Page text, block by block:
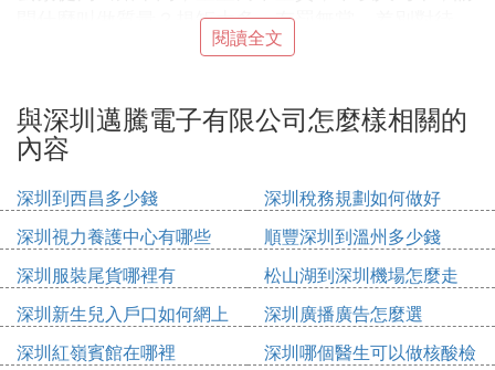
問什麼叫做質量？規矩太多，有罰無賞，差別對待，
對下嚴行對上卻形同虛設，管理層都不以身作則有擔
方恨不精！走法律漏洞，有訂單時讓你加班到死，而
無訂單時放假到你想死！周五讓你加到臨晨2點也不
給你周末加，排班不合理，計劃生產表永遠都是變化
表，不怕浪費紙嗎？員工怨聲載道，走的多過留的，
新人換舊人出錯率能不高嗎？員工矛盾糾紛爭吵也沒
人解決，我所在的線就有三起了！請問員工內部不和
問題嚴重嗎？伙食我就不評論了！因人而異，飯堂蠻
小的，我只知道我剛用三天的洗潔精不見了，同事剛
用兩個星期的飯盆也不見了，同事明明打滿的開水卻
被喝光了，牙膏洗衣粉紙巾只用了一個星期，都發生
閱讀全文
與深圳邁騰電子有限公司怎麼樣相關的
內容
深圳到西昌多少錢
深圳稅務規劃如何做好
深圳視力養護中心有哪些
順豐深圳到溫州多少錢
深圳服裝尾貨哪裡有
松山湖到深圳機場怎麼走
深圳新生兒入戶口如何網上
申請
深圳廣播廣告怎麼選
深圳紅嶺賓館在哪裡
深圳哪個醫生可以做核酸檢